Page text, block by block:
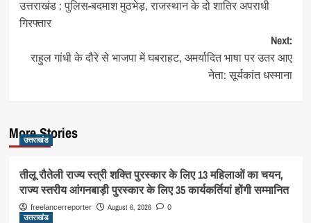
navigation
उत्तराखंड : पुलिस-बदमाश मुठभेड़, राजस्थान के दो शातिर अपराधी
गिरफ्तार
Next:
राहुल गांधी के दौरे से भाजपा में घबराहट, अमर्यादित भाषा पर उतर आए
नेता: सूर्यकांत धस्माना
More Stories
उत्तराखंड
तीलू रौतेली राज्य स्त्री शक्ति पुरस्कार के लिए 13 महिलाओं का चयन,
राज्य स्तरीय आंगनबाड़ी पुरस्कार के लिए 35 कार्यकर्तियां होंगी सम्मानित
freelancerreporter August 6, 2026 0
उत्तराखंड